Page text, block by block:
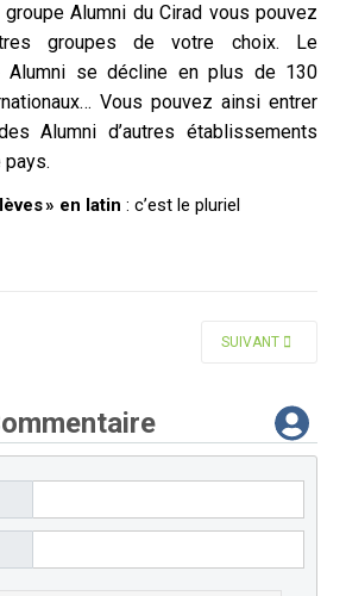
groupe Alumni du Cirad vous pouvez
groupes de votre choix. Le
Alumni se décline en plus de 130
Vous pouvez ainsi entrer
Alumni d’autres établissements
» en latin : c’est le pluriel
: PHILIPPE JOUVE PUBLIE UN NOUVEAU LIVRE : «
ARTICLE SUIVANT
SUIVANT